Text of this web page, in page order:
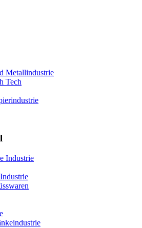
Metallindustrie
Tech
Industrie